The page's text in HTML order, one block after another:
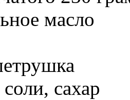
масло
сахар